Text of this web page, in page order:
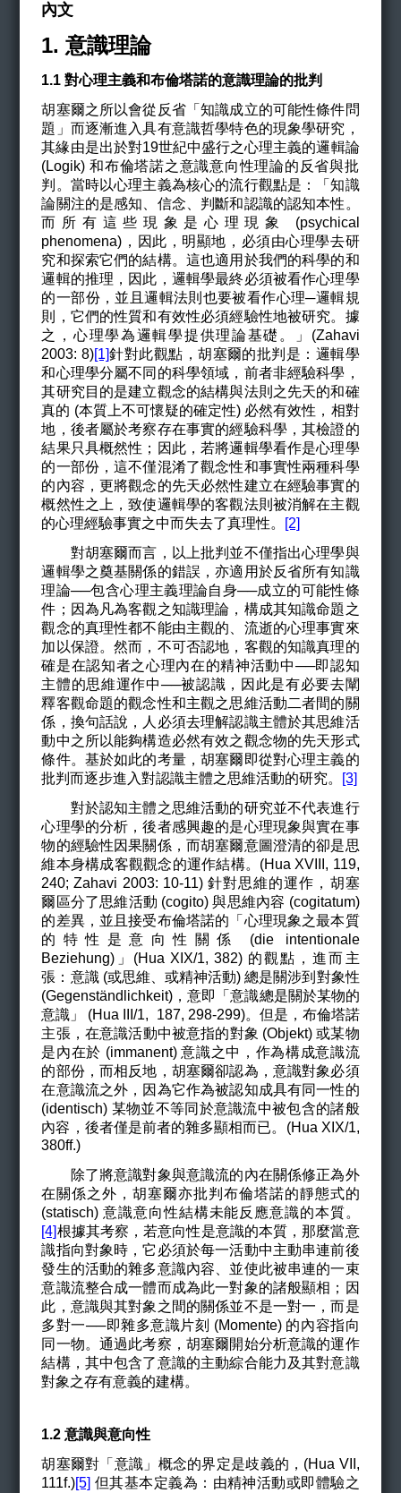
內文
1. 意識理論
1.1 對心理主義和布倫塔諾的意識理論的批判
胡塞爾之所以會從反省「知識成立的可能性條件問
題」而逐漸進入具有意識哲學特色的現象學研究，
其緣由是出於對19世紀中盛行之心理主義的邏輯論
(Logik)和布倫塔諾之意識意向性理論的反省與批
判。 當時以心理主義為核心的流行觀點是：「知識
論關注的是感知、信念、判斷和認識的認知本性。
而所有這些現象是心理現象 (psychical
phenomena)，因此，明顯地，必須由心理學去研
究和探索它們的結構。這也適用於我們的科學的和
邏輯的推理，因此，邏輯學最終必須被看作心理學
的一部份，並且邏輯法則也要被看作心理─邏輯規
則，它們的性質和有效性必須經驗性地被研究。據
之，心理學為邏輯學提供理論基礎。」(Zahavi
2003: 8)[1]針對此觀點，胡塞爾的批判是：邏輯學
和心理學分屬不同的科學領域，前者非經驗科學，
其研究目的是建立觀念的結構與法則之先天的和確
真的 (本質上不可懷疑的確定性) 必然有效性，相對
地，後者屬於考察存在事實的經驗科學，其檢證的
結果只具概然性；因此，若將邏輯學看作是心理學
的一部份，這不僅混淆了觀念性和事實性兩種科學
的內容，更將觀念的先天必然性建立在經驗事實的
概然性之上，致使邏輯學的客觀法則被消解在主觀
的心理經驗事實之中而失去了真理性。 [2]
對胡塞爾而言，以上批判並不僅指出心理學與
邏輯學之奠基關係的錯誤，亦適用於反省所有知識
理論──包含心理主義理論自身──成立的可能性條
件；因為凡為客觀之知識理論，構成其知識命題之
觀念的真理性都不能由主觀的、流逝的心理事實來
加以保證。然而，不可否認地，客觀的知識真理的
確是在認知者之心理內在的精神活動中──即認知
主體的思維運作中──被認識，因此是有必要去闡
釋客觀命題的觀念性和主觀之思維活動二者間的關
係，換句話說，人必須去理解認識主體於其思維活
動中之所以能夠構造必然有效之觀念物的先天形式
條件。基於如此的考量，胡塞爾即從對心理主義的
批判而逐步進入對認識主體之思維活動的研究。 [3]
對於認知主體之思維活動的研究並不代表進行
心理學的分析，後者感興趣的是心理現象與實在事
物的經驗性因果關係，而胡塞爾意圖澄清的卻是思
維本身構成客觀觀念的運作結構。(Hua XVIII, 119,
240; Zahavi 2003: 10-11) 針對思維的運作，胡塞
爾區分了思維活動 (cogito) 與思維內容 (cogitatum)
的差異，並且接受布倫塔諾的「心理現象之最本質
的特性是意向性 關係
(die intentionale
Beziehung) 」(Hua XIX/1, 382) 的觀點 ，進而主
張 ：意識 (或思維、或精神活動)總是關涉到對象性
(Gegenständlichkeit) ，意即「意識總是關於某物的
意識」
(Hua III/1, 187, 298-299)。但是 ， 布倫塔諾
主張，在意識活動中被意指的對象 (Objekt)或某物
是內在於 (immanent) 意識之中，作為構成意識流
的部份，而相反地，胡塞爾卻認為，意識對象必須
在意識流之外，因為它作為被認知成具有同一性的
(identisch) 某物並不等同於意識流中被包含的諸般
內容，後者僅是前者的雜多顯相而已。(Hua XIX/1,
380ff.)
除了將意識對象與意識流的內在關係修正為外
在關係之外，胡塞爾亦批判布倫塔諾的靜態式的
(statisch) 意識意向性結構未能反應意識的本質。
[4]根據其考察，若意向性是意識的本質，那麼當意
識指向對象時，它必須於每一活動中主動串連前後
發生的活動的雜多意識內容、並使此被串連的一束
意識流整合成一體而成為此一對象的諸般顯相；因
此，意識與其對象之間的關係並不是一對一，而是
多對一──即雜多意識片刻 (Momente) 的內容指向
同一物。通過此考察，胡塞爾開始分析意識的運作
結構，其中包含了意識的主動綜合能力及其對意識
對象之存有意義的建構。
1.2 意識與意向性
胡塞爾對「意識」概念的界定是歧義的，(Hua VII,
111f.)[5] 但其基本定義為：由精神活動或即體驗之